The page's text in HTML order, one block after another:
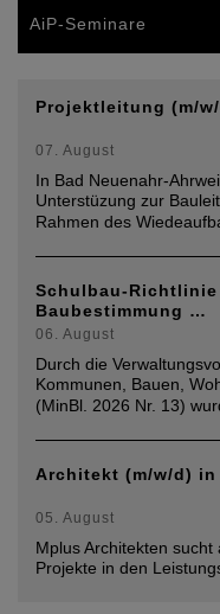
AiP-Seminare
Projektleitung (m/
07. August
In Bad Neuenahr-
Unterstüzung zur
Rahmen des
Schulbau-
Baubestimmung …
06. August
Durch die
Kommunen, Bauen,
(MinBl. 2026 Nr. 13)
Architekt (m/w/d)
05. August
Mplus Architekten
Projekte in den